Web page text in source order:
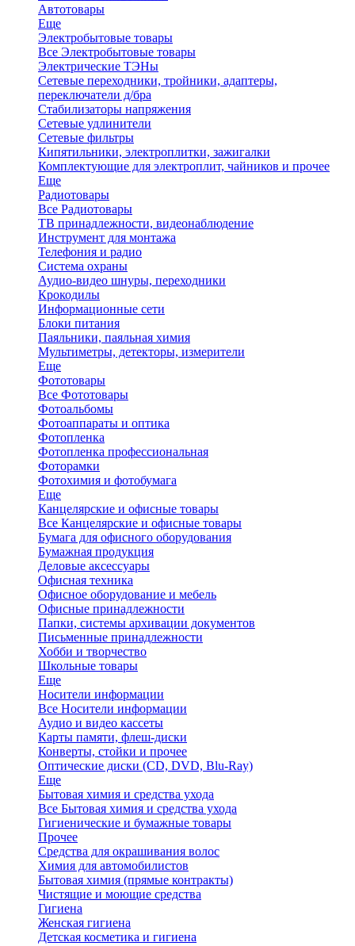
Автотовары
Еще
Электробытовые товары
Все Электробытовые товары
Электрические ТЭНы
Сетевые переходники, тройники, адаптеры,
переключатели д/бра
Стабилизаторы напряжения
Сетевые удлинители
Сетевые фильтры
Кипятильники, электроплитки, зажигалки
Комплектующие для электроплит, чайников и прочее
Еще
Радиотовары
Все Радиотовары
ТВ принадлежности, видеонаблюдение
Инструмент для монтажа
Телефония и радио
Система охраны
Аудио-видео шнуры, переходники
Крокодилы
Информационные сети
Блоки питания
Паяльники, паяльная химия
Мультиметры, детекторы, измерители
Еще
Фототовары
Все Фототовары
Фотоальбомы
Фотоаппараты и оптика
Фотопленка
Фотопленка профессиональная
Фоторамки
Фотохимия и фотобумага
Еще
Канцелярские и офисные товары
Все Канцелярские и офисные товары
Бумага для офисного оборудования
Бумажная продукция
Деловые аксессуары
Офисная техника
Офисное оборудование и мебель
Офисные принадлежности
Папки, системы архивации документов
Письменные принадлежности
Хобби и творчество
Школьные товары
Еще
Носители информации
Все Носители информации
Аудио и видео кассеты
Карты памяти, флеш-диски
Конверты, стойки и прочее
Оптические диски (CD, DVD, Blu-Ray)
Еще
Бытовая химия и средства ухода
Все Бытовая химия и средства ухода
Гигиенические и бумажные товары
Прочее
Средства для окрашивания волос
Химия для автомобилистов
Бытовая химия (прямые контракты)
Чистящие и моющие средства
Гигиена
Женская гигиена
Детская косметика и гигиена